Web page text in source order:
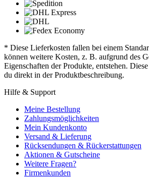
* Diese Lieferkosten fallen bei einem
können weitere Kosten, z. B. aufgrund des
Eigenschaften der Produkte, entstehen.
du direkt in der Produktbeschreibung.
Hilfe & Support
Meine Bestellung
Zahlungsmöglichkeiten
Mein Kundenkonto
Versand & Lieferung
Rücksendungen & Rückerstattungen
Aktionen & Gutscheine
Weitere Fragen?
Firmenkunden